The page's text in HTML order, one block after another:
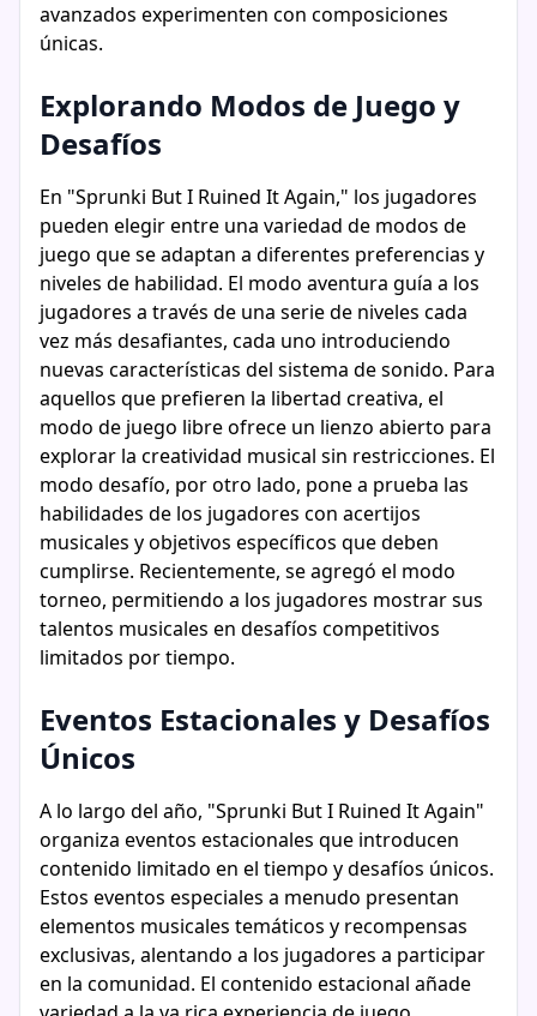
avanzados experimenten con composiciones
únicas.
Explorando Modos de Juego y
Desafíos
En "Sprunki But I Ruined It Again," los jugadores
pueden elegir entre una variedad de modos de
juego que se adaptan a diferentes preferencias y
niveles de habilidad. El modo aventura guía a los
jugadores a través de una serie de niveles cada
vez más desafiantes, cada uno introduciendo
nuevas características del sistema de sonido. Para
aquellos que prefieren la libertad creativa, el
modo de juego libre ofrece un lienzo abierto para
explorar la creatividad musical sin restricciones. El
modo desafío, por otro lado, pone a prueba las
habilidades de los jugadores con acertijos
musicales y objetivos específicos que deben
cumplirse. Recientemente, se agregó el modo
torneo, permitiendo a los jugadores mostrar sus
talentos musicales en desafíos competitivos
limitados por tiempo.
Eventos Estacionales y Desafíos
Únicos
A lo largo del año, "Sprunki But I Ruined It Again"
organiza eventos estacionales que introducen
contenido limitado en el tiempo y desafíos únicos.
Estos eventos especiales a menudo presentan
elementos musicales temáticos y recompensas
exclusivas, alentando a los jugadores a participar
en la comunidad. El contenido estacional añade